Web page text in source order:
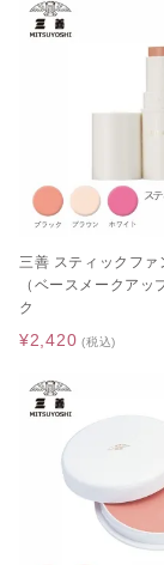
三善 スティックファ
（ベースメークアッ
ク
¥2,420 (税込)